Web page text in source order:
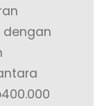
dengan